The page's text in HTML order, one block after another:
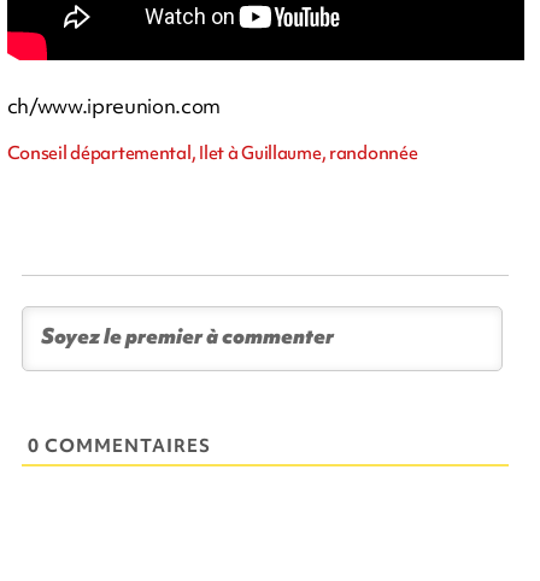
ch/www.ipreunion.com
Conseil départemental, Ilet à Guillaume, randonnée
0 COMMENTAIRES